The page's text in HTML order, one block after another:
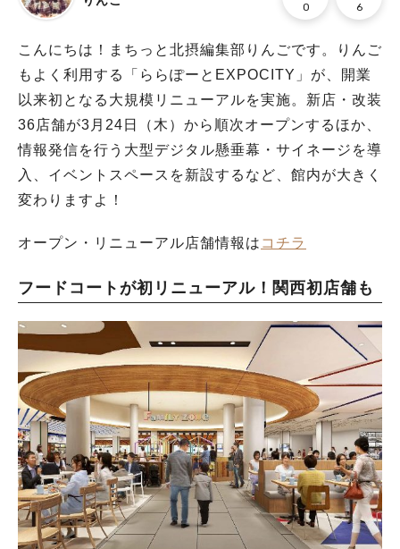
0 6
こんにちは！まちっと北摂編集部りんごです。りんご
もよく利用する「ららぽーとEXPOCITY」が、開業
以来初となる大規模リニューアルを実施。新店・改装
36店舗が3月24日（木）から順次オープンするほか、
情報発信を行う大型デジタル懸垂幕・サイネージを導
入、イベントスペースを新設するなど、館内が大きく
変わりますよ！
オープン・リニューアル店舗情報は コチラ
フードコートが初リニューアル！関西初店舗も